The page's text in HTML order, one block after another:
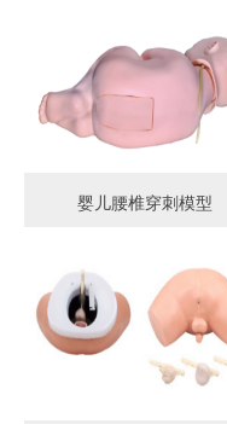
婴儿腰椎穿刺模型